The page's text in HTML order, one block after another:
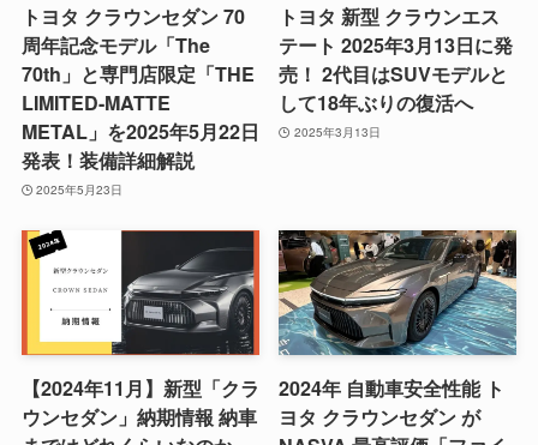
トヨタ クラウンセダン 70
周年記念モデル「The
70th」と専門店限定「THE
LIMITED-MATTE
METAL」を2025年5月22日
発表！装備詳細解説
2025年5月23日
トヨタ 新型 クラウンエス
テート 2025年3月13日に発
売！ 2代目はSUVモデルと
して18年ぶりの復活へ
2025年3月13日
【2024年11月】新型「クラ
ウンセダン」納期情報 納車
2024年 自動車安全性能 ト
ヨタ クラウンセダン が